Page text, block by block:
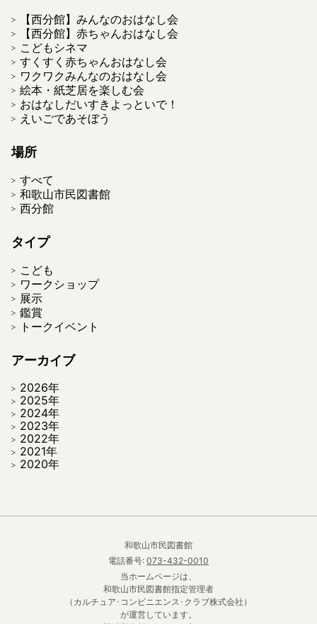
【西分館】みんなのおはなし会
【西分館】赤ちゃんおはなし会
こどもシネマ
すくすく赤ちゃんおはなし会
ワクワクみんなのおはなし会
絵本・紙芝居を楽しむ会
おはなしだいすきよっといで！
えいごであそぼう
場所
すべて
和歌山市民図書館
西分館
タイプ
こども
ワークショップ
展示
鑑賞
トークイベント
アーカイブ
2026年
2025年
2024年
2023年
2022年
2021年
2020年
和歌山市民図書館
電話番号: 073-432-0010
当ホームページは、
和歌山市民図書館指定管理者
（カルチュア･コンビニエンス･クラブ株式会社）
が運営しています。